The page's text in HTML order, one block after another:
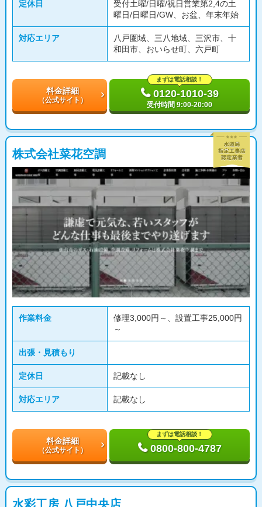
定休日
受付土曜/日曜/祝日営業第2,4の土
曜日/日曜日/GW、お盆、年末年始
対応エリア
八戸圏域、三八地域、三沢市、十
和田市、おいらせ町、六戸町
料金詳細
（公式サイト）
まずは電話相談！
0120-1010-39
受付時間 9:00-20:00
株式会社菜花空調
作業料金
修理3,000円～、設置工事25,000円
～
出張・見積もり
定休日 記載なし
対応エリア 記載なし
料金詳細
（公式サイト）
まずは電話相談！
0800-800-4787
水彩工房 八戸中央店